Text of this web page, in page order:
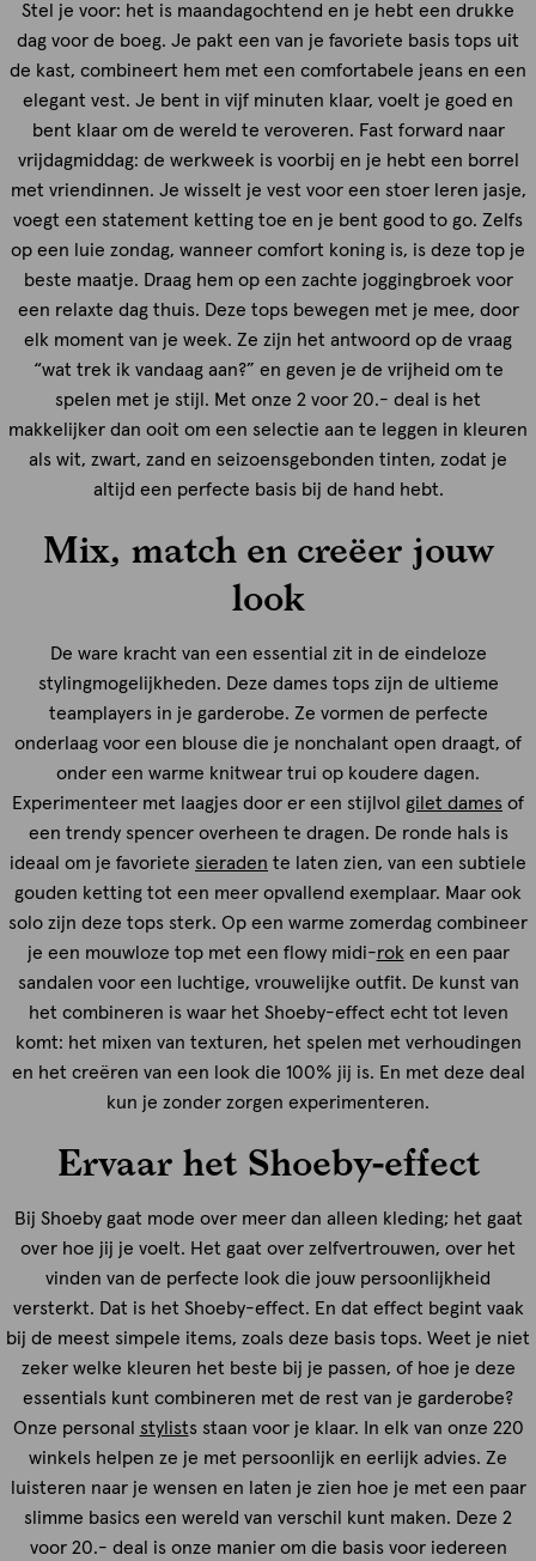
Stel je voor: het is maandagochtend en je hebt een drukke
dag voor de boeg. Je pakt een van je favoriete basis tops uit
de kast, combineert hem met een comfortabele jeans en een
elegant vest. Je bent in vijf minuten klaar, voelt je goed en
bent klaar om de wereld te veroveren. Fast forward naar
vrijdagmiddag: de werkweek is voorbij en je hebt een borrel
met vriendinnen. Je wisselt je vest voor een stoer leren jasje,
voegt een statement ketting toe en je bent good to go. Zelfs
op een luie zondag, wanneer comfort koning is, is deze top je
beste maatje. Draag hem op een zachte joggingbroek voor
een relaxte dag thuis. Deze tops bewegen met je mee, door
elk moment van je week. Ze zijn het antwoord op de vraag
“wat trek ik vandaag aan?” en geven je de vrijheid om te
spelen met je stijl. Met onze 2 voor 20.- deal is het
makkelijker dan ooit om een selectie aan te leggen in kleuren
als wit, zwart, zand en seizoensgebonden tinten, zodat je
altijd een perfecte basis bij de hand hebt.
Mix, match en creëer jouw
look
De ware kracht van een essential zit in de eindeloze
stylingmogelijkheden. Deze dames tops zijn de ultieme
teamplayers in je garderobe. Ze vormen de perfecte
onderlaag voor een blouse die je nonchalant open draagt, of
onder een warme knitwear trui op koudere dagen.
Experimenteer met laagjes door er een stijlvol gilet dames of
een trendy spencer overheen te dragen. De ronde hals is
ideaal om je favoriete sieraden te laten zien, van een subtiele
gouden ketting tot een meer opvallend exemplaar. Maar ook
solo zijn deze tops sterk. Op een warme zomerdag combineer
je een mouwloze top met een flowy midi-roken een paar
sandalen voor een luchtige, vrouwelijke outfit. De kunst van
het combineren is waar het Shoeby-effect echt tot leven
komt: het mixen van texturen, het spelen met verhoudingen
en het creëren van een look die 100% jij is. En met deze deal
kun je zonder zorgen experimenteren.
Ervaar het Shoeby-effect
Bij Shoeby gaat mode over meer dan alleen kleding; het gaat
over hoe jij je voelt. Het gaat over zelfvertrouwen, over het
vinden van de perfecte look die jouw persoonlijkheid
versterkt. Dat is het Shoeby-effect. En dat effect begint vaak
bij de meest simpele items, zoals deze basis tops. Weet je niet
zeker welke kleuren het beste bij je passen, of hoe je deze
essentials kunt combineren met de rest van je garderobe?
Onze personal stylists staan voor je klaar. In elk van onze 220
winkels helpen ze je met persoonlijk en eerlijk advies. Ze
luisteren naar je wensen en laten je zien hoe je met een paar
slimme basics een wereld van verschil kunt maken. Deze 2
voor 20.- deal is onze manier om die basis voor iedereen